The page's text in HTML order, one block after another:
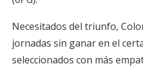
Necesitados del triunfo,
jornadas sin ganar en el
seleccionados con más